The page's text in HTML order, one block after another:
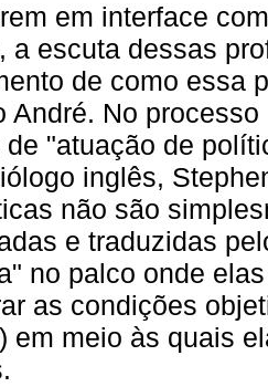
em interface
a escuta dessas
de como essa
André. No
de "atuação de
inglês,
não são
e traduzidas
no palco onde
as condições
em meio às quais